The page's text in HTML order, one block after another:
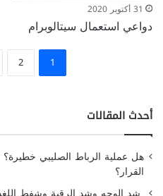
31 أكتوبر 2020
دواعي استعمال سيتالوبرام
1
2
أحدث المقالات
هل عملية الرباط الصليبي
القرار؟